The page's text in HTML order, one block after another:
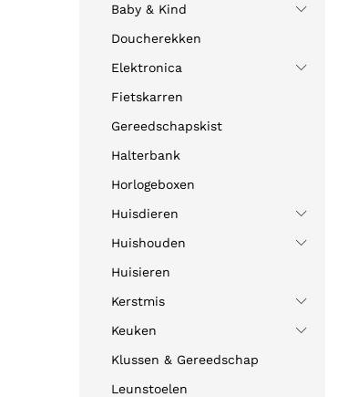
Baby & Kind
Doucherekken
Elektronica
Fietskarren
Gereedschapskist
Halterbank
Horlogeboxen
Huisdieren
Huishouden
Huisieren
Kerstmis
Keuken
Klussen & Gereedschap
Leunstoelen